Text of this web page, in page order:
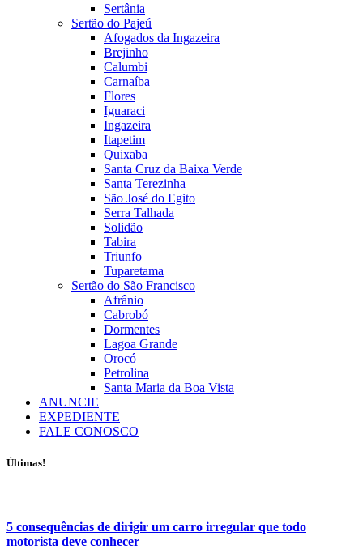
Sertânia
Sertão do Pajeú
Afogados da Ingazeira
Brejinho
Calumbi
Carnaíba
Flores
Iguaraci
Ingazeira
Itapetim
Quixaba
Santa Cruz da Baixa Verde
Santa Terezinha
São José do Egito
Serra Talhada
Solidão
Tabira
Triunfo
Tuparetama
Sertão do São Francisco
Afrânio
Cabrobó
Dormentes
Lagoa Grande
Orocó
Petrolina
Santa Maria da Boa Vista
ANUNCIE
EXPEDIENTE
FALE CONOSCO
Últimas!
5 consequências de dirigir um carro irregular que todo
motorista deve conhecer